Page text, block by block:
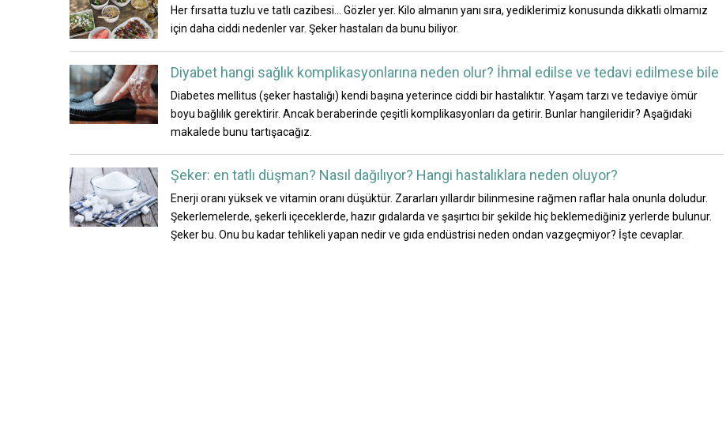
Her fırsatta tuzlu ve tatlı cazibesi... Gözler yer. Kilo almanın yanı sıra, yediklerimiz konusunda dikkatli olmamız
için daha ciddi nedenler var. Şeker hastaları da bunu biliyor.
Diyabet hangi sağlık komplikasyonlarına neden olur? İhmal edilse ve tedavi edilmese bile
Diabetes mellitus (şeker hastalığı) kendi başına yeterince ciddi bir hastalıktır. Yaşam tarzı ve tedaviye ömür
boyu bağlılık gerektirir. Ancak beraberinde çeşitli komplikasyonları da getirir. Bunlar hangileridir? Aşağıdaki
makalede bunu tartışacağız.
Şeker: en tatlı düşman? Nasıl dağılıyor? Hangi hastalıklara neden oluyor?
Enerji oranı yüksek ve vitamin oranı düşüktür. Zararları yıllardır bilinmesine rağmen raflar hala onunla doludur.
Şekerlemelerde, şekerli içeceklerde, hazır gıdalarda ve şaşırtıcı bir şekilde hiç beklemediğiniz yerlerde bulunur.
Şeker bu. Onu bu kadar tehlikeli yapan nedir ve gıda endüstrisi neden ondan vazgeçmiyor? İşte cevaplar.